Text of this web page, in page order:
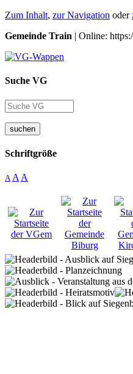
Zum Inhalt, zur Navigation oder
Gemeinde Train | Online:
Suche VG
suchen
Schriftgröße
A A A